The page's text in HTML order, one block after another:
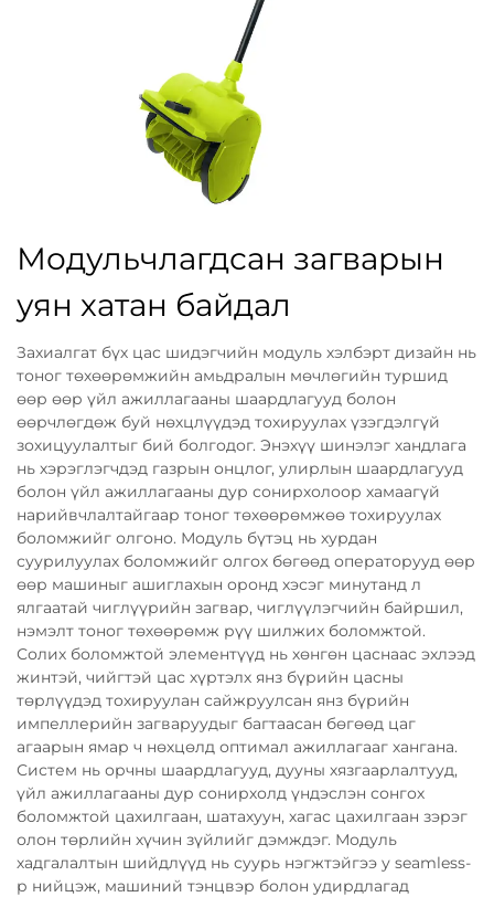
Модульчлагдсан загварын
уян хатан байдал
Захиалгат бүх цас шидэгчийн модуль хэлбэрт дизайн нь
тоног төхөөрөмжийн амьдралын мөчлөгийн туршид
өөр өөр үйл ажиллагааны шаардлагууд болон
өөрчлөгдөж буй нөхцлүүдэд тохируулах үзэгдэлгүй
зохицуулалтыг бий болгодог. Энэхүү шинэлэг хандлага
нь хэрэглэгчдэд газрын онцлог, улирлын шаардлагууд
болон үйл ажиллагааны дур сонирхолоор хамаагүй
нарийвчлалтайгаар тоног төхөөрөмжөө тохируулах
боломжийг олгоно. Модуль бүтэц нь хурдан
суурилуулах боломжийг олгох бөгөөд операторууд өөр
өөр машиныг ашиглахын оронд хэсэг минутанд л
ялгаатай чиглүүрийн загвар, чиглүүлэгчийн байршил,
нэмэлт тоног төхөөрөмж рүү шилжих боломжтой.
Солих боломжтой элементүүд нь хөнгөн цаснаас эхлээд
жинтэй, чийгтэй цас хүртэлх янз бүрийн цасны
төрлүүдэд тохируулан сайжруулсан янз бүрийн
импеллерийн загваруудыг багтаасан бөгөөд цаг
агаарын ямар ч нөхцөлд оптимал ажиллагааг хангана.
Систем нь орчны шаардлагууд, дууны хязгаарлалтууд,
үйл ажиллагааны дур сонирхолд үндэслэн сонгох
боломжтой цахилгаан, шатахуун, хагас цахилгаан зэрэг
олон төрлийн хүчин зүйлийг дэмждэг. Модуль
хадгалалтын шийдлүүд нь суурь нэгжтэйгээ у seamless-
р нийцэж, машиний тэнцвэр болон удирдлагад